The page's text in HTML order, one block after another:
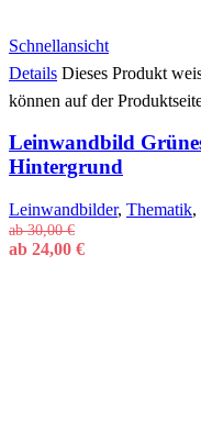
Schnellansicht
Details Dieses Produkt
können auf der
Leinwandbild
Hintergrund
Leinwandbilder, Thematik,
ab30,00€
ab 24,00 €